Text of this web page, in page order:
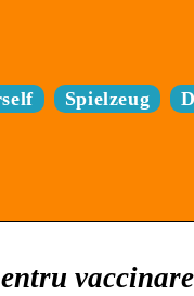
Spielzeug